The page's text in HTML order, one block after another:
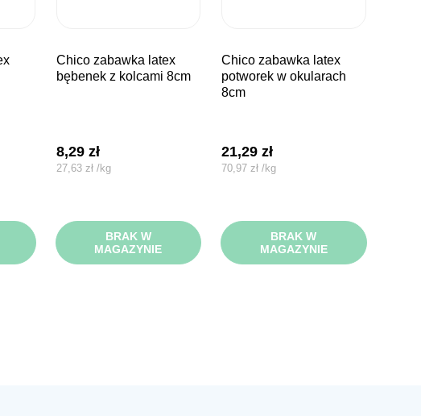
chico zabawka latex
bębenek z kolcami 8cm
8,29 zł
27,63 zł /kg
BRAK W
MAGAZYNIE
chico zabawka latex
potworek w okularach
8cm
21,29zł
70,97zł /kg
BRAK W
MAGAZYNIE